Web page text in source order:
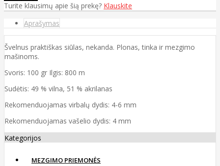
Turite klausimų apie šią prekę? Klauskite
Aprašymas
Švelnus praktiškas siūlas, nekanda. Plonas, tinka ir mezgimo
mašinoms.
Svoris: 100 gr Ilgis: 800 m
Sudėtis: 49 % vilna, 51 % akrilanas
Rekomenduojamas virbalų dydis: 4-6 mm
Rekomenduojamas vašelio dydis: 4 mm
Kategorijos
MEZGIMO PRIEMONĖS